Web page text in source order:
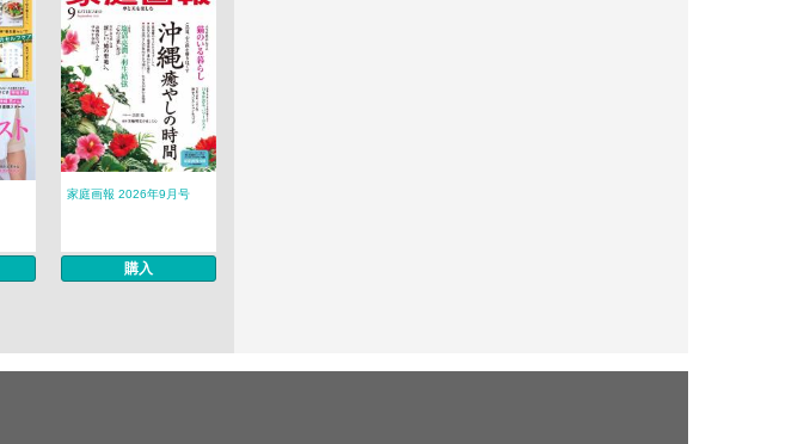
家庭画報 2026年9月号
購入